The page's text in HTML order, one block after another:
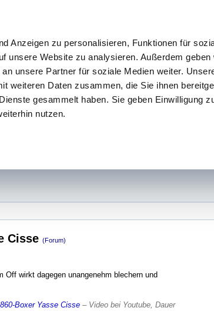
Anzeigen zu personalisieren, Funktionen für
unsere Website zu analysieren. Außerdem
unsere Partner für soziale Medien weiter.
weiteren Daten zusammen, die Sie ihnen
gesammelt haben. Sie geben Einwilligung
nutzen.
Cisse (Forum)
wirkt dagegen unangenehm blechern und
Boxer Yasse Cisse – Video bei Youtube, Dauer